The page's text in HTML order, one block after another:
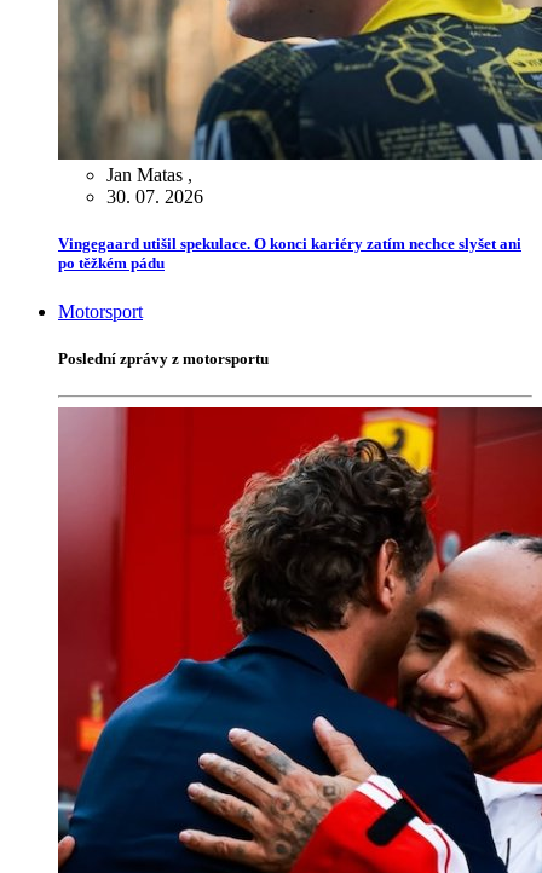
Jan Matas ,
30. 07. 2026
Vingegaard utišil spekulace. O konci kariéry zatím nechce slyšet ani
po těžkém pádu
Motorsport
Poslední zprávy z motorsportu